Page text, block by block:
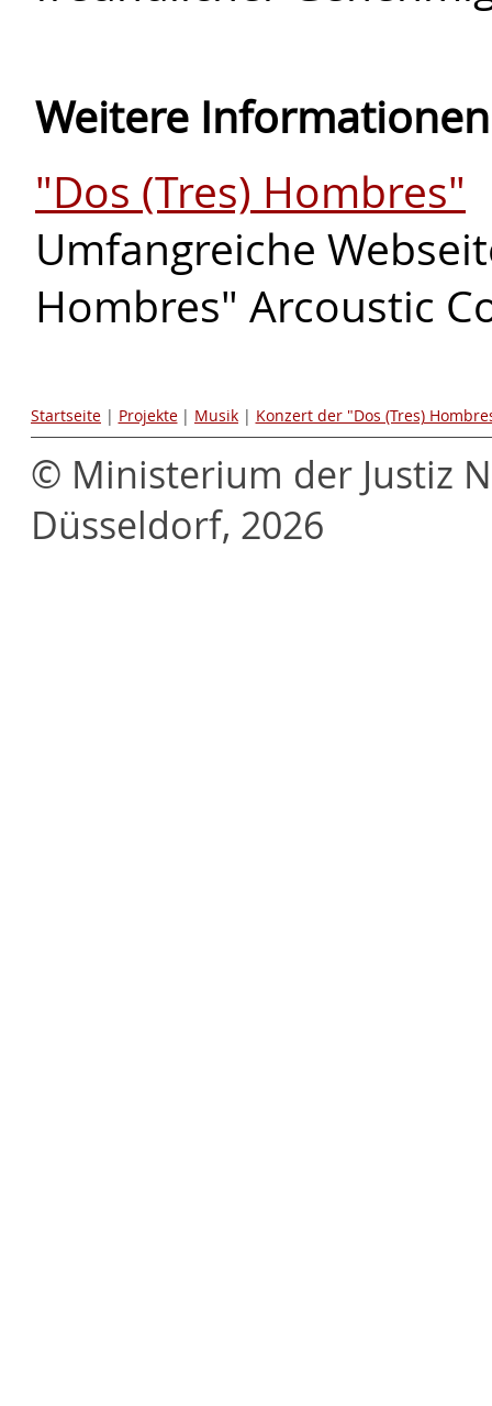
Weitere
"Dos (Tres) Hombres"
Umfangreiche
Hombres" Arcoustic
Startseite | Projekte | Musik | Konzert der "Dos (Tres)
© Ministerium der Justiz
Düsseldorf, 2026